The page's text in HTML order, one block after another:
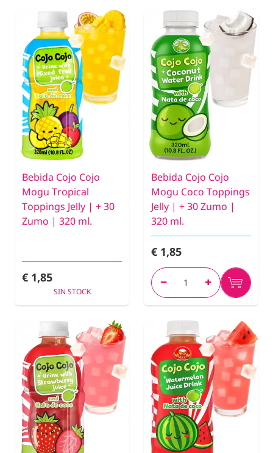
Bebida Cojo Cojo
Mogu Tropical
Toppings Jelly | + 30
Zumo | 320 ml.
€ 1,85
SIN STOCK
Bebida Cojo Cojo
Mogu Coco Toppings
Jelly | + 30 Zumo |
320 ml.
€ 1,85